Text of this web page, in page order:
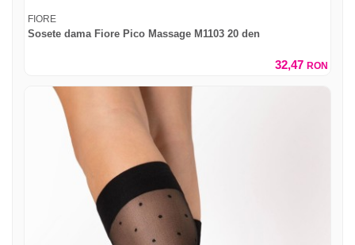
FIORE
Sosete dama Fiore Pico Massage M1103 20 den
32,47 RON